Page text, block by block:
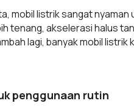
mobil listrik sangat
tenang, akselerasi halus
lagi, banyak mobil
penggunaan rutin